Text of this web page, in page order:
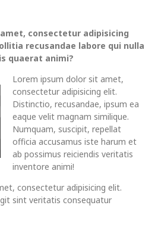
consectetur adipisicing
recusandae labore qui nulla
quaerat animi?
Lorem ipsum dolor sit amet,
consectetur adipisicing elit.
Distinctio, recusandae, ipsum ea
eaque velit magnam similique.
Numquam, suscipit, repellat
officia accusamus iste harum et
ab possimus reiciendis veritatis
inventore animi!
consectetur adipisicing elit.
sint veritatis consequatur